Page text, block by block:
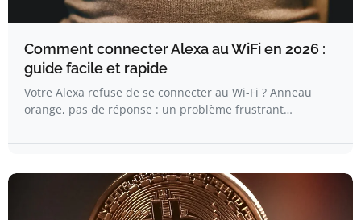
Comment connecter Alexa au WiFi en 2026 :
guide facile et rapide
Votre Alexa refuse de se connecter au Wi-Fi ? Anneau
orange, pas de réponse : un problème frustrant…